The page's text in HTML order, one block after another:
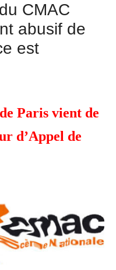
CMAC
abusif de
est
Paris vient de
d’Appel de